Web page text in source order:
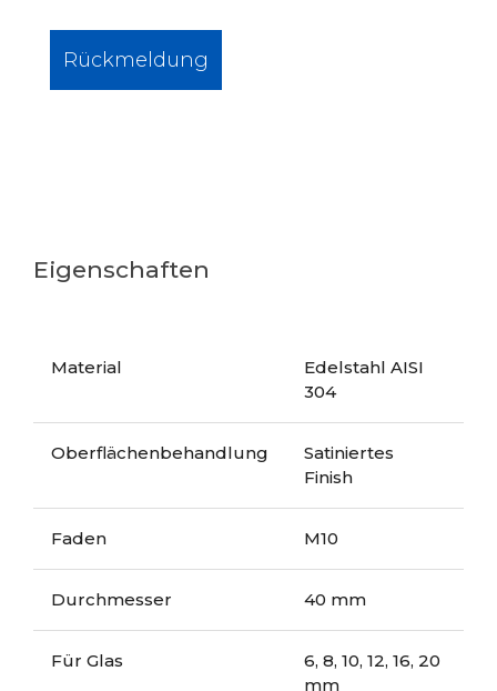
Rückmeldung
Eigenschaften
Material
Edelstahl AISI
304
Oberflächenbehandlung
Satiniertes
Finish
Faden M10
Durchmesser 40 mm
Für Glas
6, 8, 10, 12, 16, 20
mm